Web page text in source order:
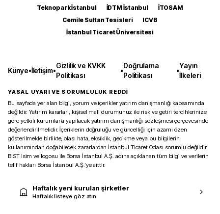
Teknopark İstanbul
İDTM İstanbul
İTOSAM
Cemile Sultan Tesisleri
ICVB
İstanbul Ticaret Üniversitesi
Künye•İletişim•
Gizlilik ve KVKK
Politikası
•
Doğrulama
Politikası
•
Yayın
İlkeleri
YASAL UYARI VE SORUMLULUK REDDİ
Bu sayfada yer alan bilgi, yorum ve içerikler yatırım danışmanlığı kapsamında
değildir. Yatırım kararları, kişisel mali durumunuz ile risk ve getiri tercihlerinize
göre yetkili kurumlarla yapılacak yatırım danışmanlığı sözleşmesi çerçevesinde
değerlendirilmelidir. İçeriklerin doğruluğu ve güncelliği için azami özen
gösterilmekle birlikte, olası hata, eksiklik, gecikme veya bu bilgilerin
kullanımından doğabilecek zararlardan İstanbul Ticaret Odası sorumlu değildir.
BIST isim ve logosu ile Borsa İstanbul A.Ş. adına açıklanan tüm bilgi ve verilerin
telif hakları Borsa İstanbul A.Ş.’ye aittir.
Haftalık yeni kurulan şirketler
Haftalık listeye göz atın